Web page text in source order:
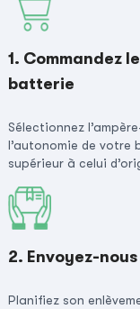
1. Commandez
batterie
Sélectionnez
l’autonomie de votre
supérieur à celui
2. Envoyez-
Planifiez son